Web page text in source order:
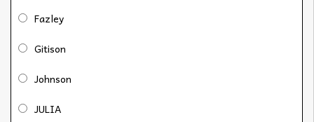
Fazley
Gitison
Johnson
JULIA